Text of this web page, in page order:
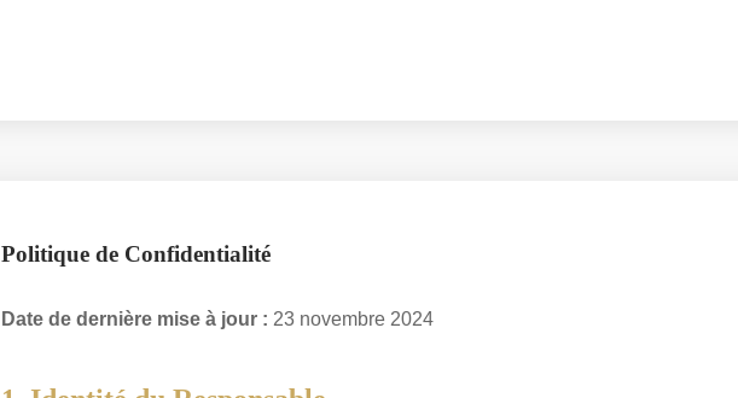
Politique de Confidentialité
Date de dernière mise à jour : 23 novembre 2024